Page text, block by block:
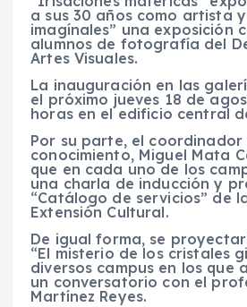
a sus 30 años como artista
imagínales” una exposición
alumnos de fotografía del
Artes Visuales.
La inauguración en las
el próximo jueves 18 de
horas en el edificio central
Por su parte, el coordinador
conocimiento, Miguel Mata
que en cada uno de los
una charla de inducción y
“Catálogo de servicios” de
Extensión Cultural.
De igual forma, se
“El misterio de los cristales
diversos campus en los que
un conversatorio con el
Martínez Reyes.